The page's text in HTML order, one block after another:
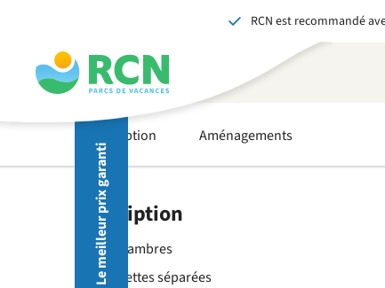
contenu
contenu
principal
disponibilités
contenu
RCN est recommandé
Le meilleur prix garanti
Description Aménagements
Description
2 chambres
Toilettes séparées